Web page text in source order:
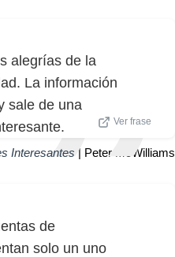
alegrías de la
La información
sale de una
Ver frase
Interesantes | Peter McWilliams
de
solo un uno